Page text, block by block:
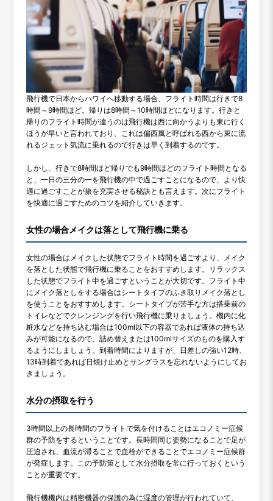
飛行機で日本からハワイへ移動する場合、フライト時間は行きで8
時間～9時間ほど。帰りは8時間～10時間ほどになります。行きと
帰りのフライト時間が違うのは飛行機は西に向かうよりも東に行く
ほうが早いと言われており、これは偏西風と呼ばれる西から東に流
れるジェット気流に乗れるので行きは早く到着するのです。
しかし、行きで8時間ほど帰りでも9時間ほどのフライト時間となる
と、一日の三分の一を飛行機の中で過ごすことになるので、より快
適に過ごすことが旅を充実させる秘訣とも言えます。次にフライト
を快適に過ごすためのコツを紹介していきます。
女性の場合メイクは落として飛行機に乗る
女性の場合はメイクした状態でフライト時間を過ごすより、メイク
を落とした状態で飛行機に乗ることをおすすめします。リラックス
した状態でフライト中を過ごすということが大切です。フライト中
にメイク落としをする場合はシートタイプのふき取りメイク落とし
を使うことをおすすめします。シートタイプが苦手な方は搭乗前の
トイレなどでクレンジングを行い飛行機に乗りましょう。機内に化
粧水などを持ち込む場合は100ml以下の容器であれば液体の持ち込
みが可能になるので、詰め替えまたは100mlサイズのものを購入す
るようにしましょう。到着時間によりますが、日差しの強い12時、
13時到着であれば日焼け止めとサングラスを忘れないようにしてお
きましょう。
水分の摂取を行う
3時間以上の長時間のフライトで気を付けることはエコノミー症候
群の予防をするということです。長時間同じ姿勢になることで足が
圧迫され、血流が滞ることで血栓ができることでエコノミー症候群
が発症します。この予防策として水分摂取を常に行っておくという
ことが重要です。
飛行機機内は精密機器の保護の為に湿度の管理が行われていて、